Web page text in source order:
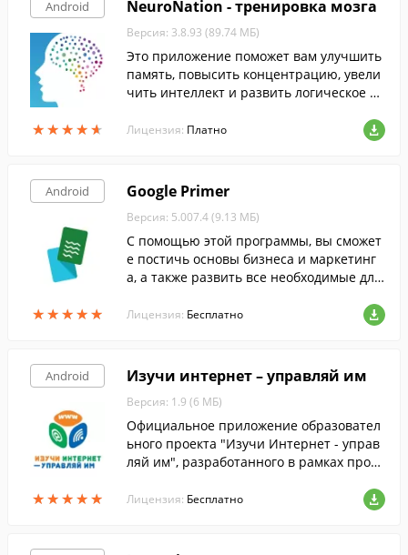
Android
★★★★★
★★★★★
NeuroNation - тренировка мозга
Версия: 3.8.93 (89.74 МБ)
Это приложение поможет вам улучшить
память, повысить концентрацию, увели
чить интеллект и развить логическое м
ботанные совместно с известными нейр
Лицензия: Платно
Android
★★★★★
★★★★★
Google Primer
Версия: 5.007.4 (9.13 МБ)
С помощью этой программы, вы сможет
е постичь основы бизнеса и маркетинг
а, а также развить все необходимые для
Лицензия: Бесплатно
Android
★★★★★
★★★★★
Изучи интернет – управляй им
Версия: 1.9 (6 МБ)
Официальное приложение образовател
ьного проекта "Изучи Интернет - управ
ляй им", разработанного в рамках прогр
и российских пользователей сети Интер
Лицензия: Бесплатно